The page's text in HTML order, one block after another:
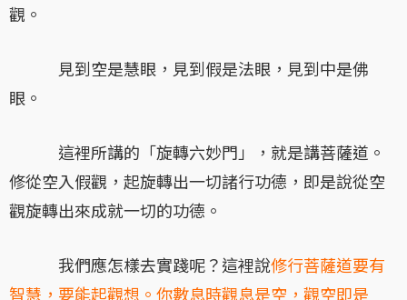
觀。
見到空是慧眼，見到假是法眼，見到中是佛
眼。
這裡所講的「旋轉六妙門」，就是講菩薩道。
修從空入假觀，起旋轉出一切諸行功德，即是說從空
觀旋轉出來成就一切的功德。
我們應怎樣去實踐呢？這裡說修行菩薩道要有
智慧，要能起觀想。你數息時觀息是空，觀空即是